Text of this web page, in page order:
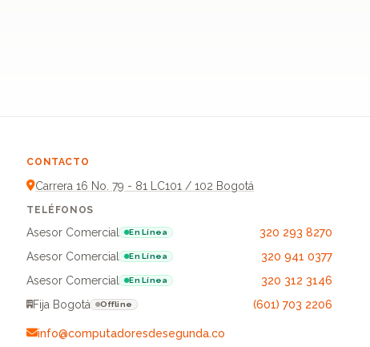
CONTACTO
Carrera 16 No. 79 - 81 LC101 / 102 Bogotá
TELÉFONOS
Asesor Comercial En Línea
320 293 8270
Asesor Comercial
En Línea
320 941 0377
Asesor Comercial
En Línea
320 312 3146
Fija Bogotá
Offline (601) 703 2206
info@computadoresdesegunda.co